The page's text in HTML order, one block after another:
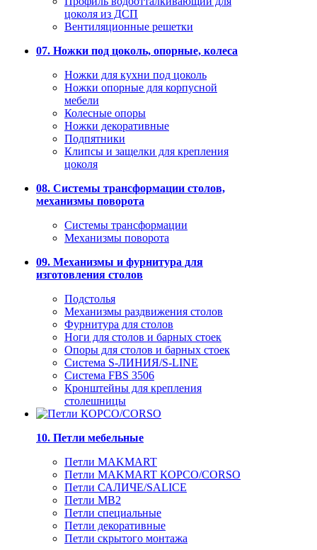
цоколя из ДСП
Вентиляционные решетки
07. Ножки под цоколь, опорные, колеса
Ножки для кухни под цоколь
Ножки опорные для корпусной
мебели
Колесные опоры
Ножки декоративные
Подпятники
Клипсы и защелки для крепления
цоколя
08. Системы трансформации столов,
механизмы поворота
Системы трансформации
Механизмы поворота
09. Механизмы и фурнитура для
изготовления столов
Подстолья
Механизмы раздвижения столов
Фурнитура для столов
Ноги для столов и барных стоек
Опоры для столов и барных стоек
Система S-ЛИНИЯ/S-LINE
Система FBS 3506
Кронштейны для крепления
столешницы
10. Петли мебельные
Петли MAKMART
Петли MAKMART КОРСО/CORSO
Петли САЛИЧЕ/SALICE
Петли MB2
Петли специальные
Петли декоративные
Петли скрытого монтажа